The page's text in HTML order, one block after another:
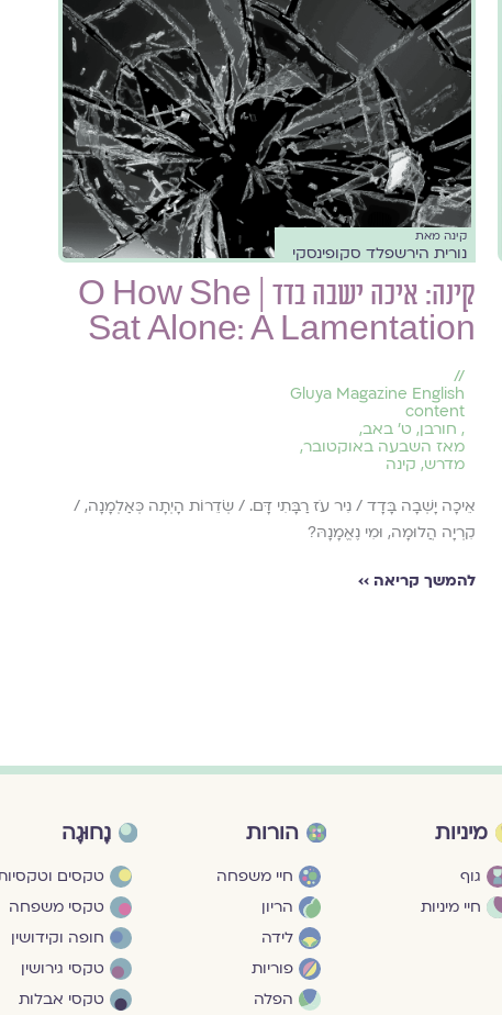
קינה מאת
נורית הירשפלד סקופינסקי
קינה: איכה ישבה בדד | O How She
Sat Alone: A Lamentation
//
Gluya Magazine English
content
, חורבן, ט׳ באב,
מאז השבעה באוקטובר,
מדרש, קינה
אֵיכָה יָשְׁבָה בָּדָד / נִיר עֹז רַבָּתִי דָּם. / שְׂדֵרוֹת הָיְתָה כְּאַלְמָנָה, /
קִרְיָה הֲלוּמָה, וּמִי נֶאֱמָנָהּ?
להמשך קריאה ››
מיניות
גוף
חיי מיניות
הורות
חיי משפחה
הריון
לידה
פוריות
הפלה
נָחוּגָה
טקסים
טקסי משפחה
חופה וקידושין
טקסי גירושין
טקסי אבלות